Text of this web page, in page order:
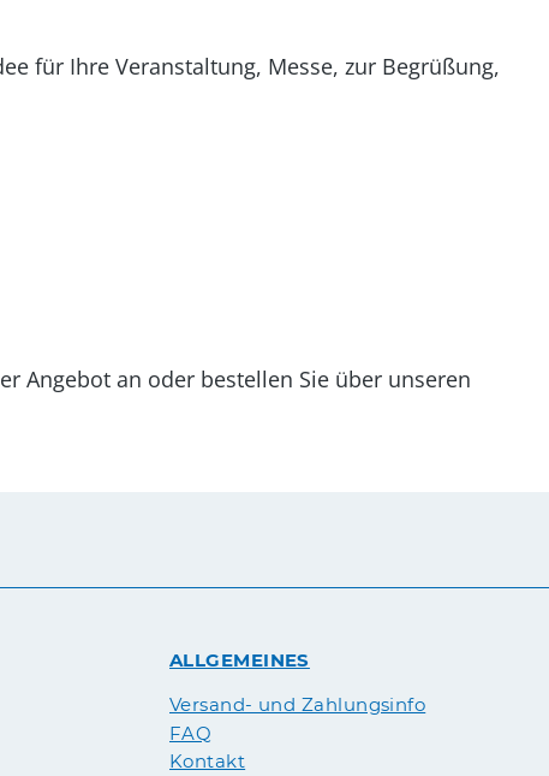
für Ihre Veranstaltung, Messe, zur Begrüßung,
Angebot an oder bestellen Sie über unseren
ALLGEMEINES
Versand- und Zahlungsinfo
FAQ
Kontakt